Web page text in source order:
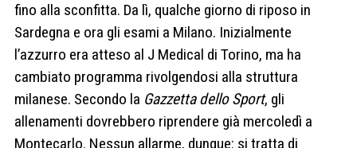
fino alla sconfitta. Da lì, qualche giorno di riposo in
Sardegna e ora gli esami a Milano. Inizialmente
l’azzurro era atteso al J Medical di Torino, ma ha
cambiato programma rivolgendosi alla struttura
milanese. Secondo la Gazzetta dello Sport, gli
allenamenti dovrebbero riprendere già mercoledì a
Montecarlo. Nessun allarme, dunque: si tratta di